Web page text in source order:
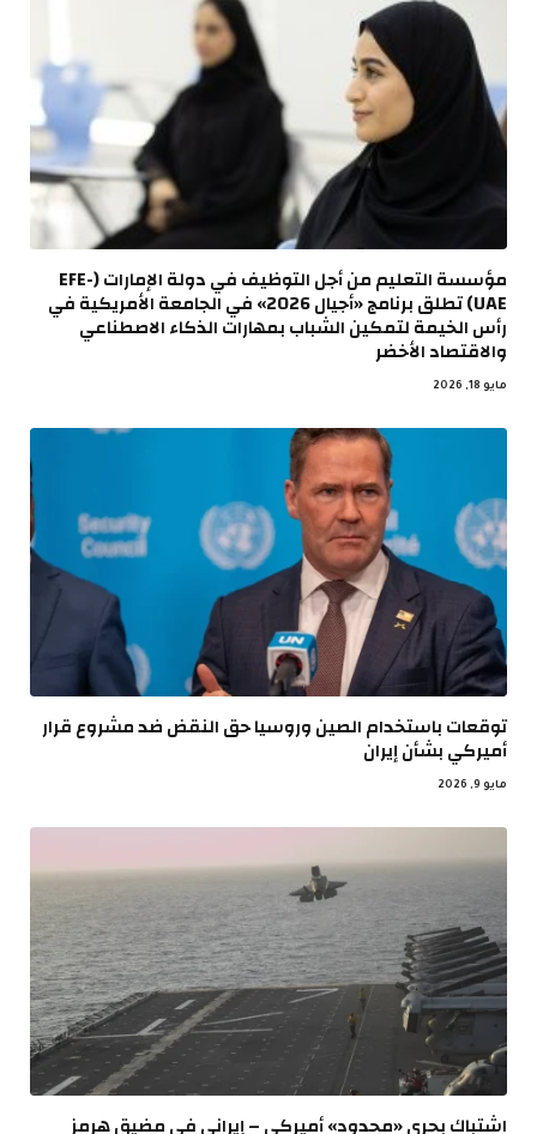
مؤسسة التعليم من أجل التوظيف في دولة الإمارات (EFE-
UAE) تطلق برنامج «أجيال 2026» في الجامعة الأمريكية في
رأس الخيمة لتمكين الشباب بمهارات الذكاء الاصطناعي
والاقتصاد الأخضر
مايو 18, 2026
توقعات باستخدام الصين وروسيا حق النقض ضد مشروع قرار
أميركي بشأن إيران
مايو 9, 2026
اشتباك بحري «محدود» أميركي – إيراني في مضيق هرمز